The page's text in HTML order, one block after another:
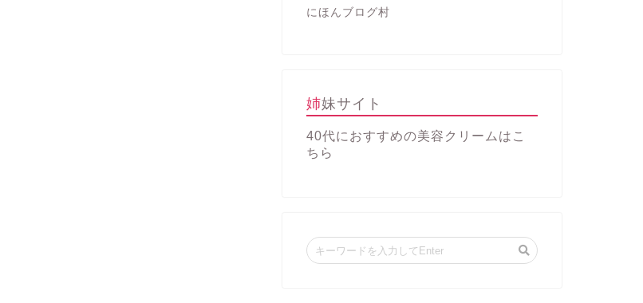
にほんブログ村
姉妹サイト
40代におすすめの美容クリームはこ
ちら